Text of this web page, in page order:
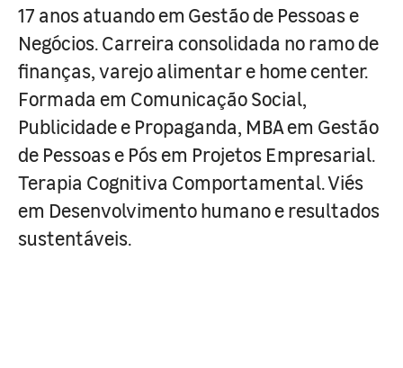
17 anos atuando em Gestão de Pessoas e
Negócios. Carreira consolidada no ramo de
finanças, varejo alimentar e home center.
Formada em Comunicação Social,
Publicidade e Propaganda, MBA em Gestão
de Pessoas e Pós em Projetos Empresarial.
Terapia Cognitiva Comportamental. Viés
em Desenvolvimento humano e resultados
sustentáveis.